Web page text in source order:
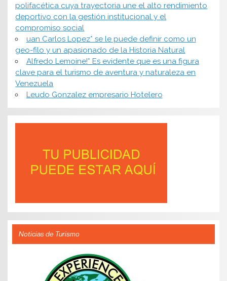
polifacética cuya trayectoria une el alto rendimiento
deportivo con la gestión institucional y el
compromiso social
uan Carlos Lopez* se le puede definir como un
geo-filo y un apasionado de la Historia Natural
Alfredo Lemoine!* Es evidente que es una figura
clave para el turismo de aventura y naturaleza en
Venezuela
Leudo Gonzalez empresario Hotelero
Noticias de Turismo